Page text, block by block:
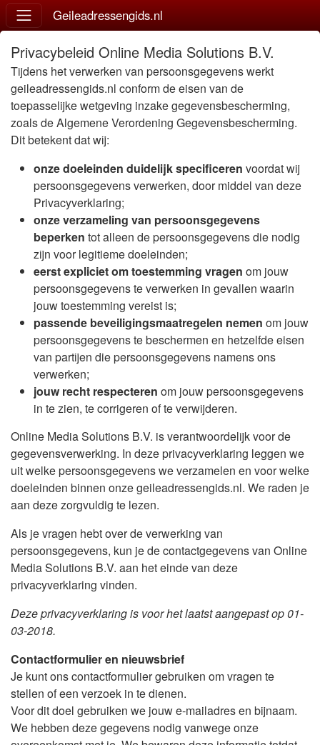
Geileadressengids.nl
Privacybeleid Online Media Solutions B.V.
Tijdens het verwerken van persoonsgegevens werkt
geileadressengids.nl conform de eisen van de
toepasselijke wetgeving inzake gegevensbescherming,
zoals de Algemene Verordening Gegevensbescherming.
Dit betekent dat wij:
onze doeleinden duidelijk specificeren voordat wij
persoonsgegevens verwerken, door middel van deze
Privacyverklaring;
onze verzameling van persoonsgegevens
beperken tot alleen de persoonsgegevens die nodig
zijn voor legitieme doeleinden;
eerst expliciet om toestemming vragen om jouw
persoonsgegevens te verwerken in gevallen waarin
jouw toestemming vereist is;
passende beveiligingsmaatregelen nemen om jouw
persoonsgegevens te beschermen en hetzelfde eisen
van partijen die persoonsgegevens namens ons
verwerken;
jouw recht respecteren om jouw persoonsgegevens
in te zien, te corrigeren of te verwijderen.
Online Media Solutions B.V. is verantwoordelijk voor de
gegevensverwerking. In deze privacyverklaring leggen we
uit welke persoonsgegevens we verzamelen en voor welke
doeleinden binnen onze geileadressengids.nl. We raden je
aan deze zorgvuldig te lezen.
Als je vragen hebt over de verwerking van
persoonsgegevens, kun je de contactgegevens van Online
Media Solutions B.V. aan het einde van deze
privacyverklaring vinden.
Deze privacyverklaring is voor het laatst aangepast op 01-
03-2018.
Contactformulier en nieuwsbrief
Je kunt ons contactformulier gebruiken om vragen te
stellen of een verzoek in te dienen.
Voor dit doel gebruiken we jouw e-mailadres en bijnaam.
We hebben deze gegevens nodig vanwege onze